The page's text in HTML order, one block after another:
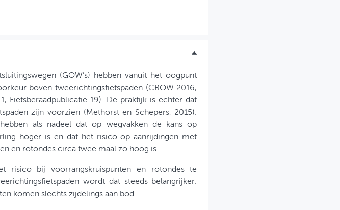
(GOW’s) hebben vanuit het oogpunt
boven tweerichtingsfietspaden (CROW 2016,
Fietsberaadpublicatie 19). De praktijk is echter dat
zijn voorzien (Methorst en Schepers, 2015).
hebben als nadeel dat op wegvakken de kans op
hoger is en dat het risico op aanrijdingen met
en rotondes circa twee maal zo hoog is.
risico bij voorrangskruispunten en rotondes te
wordt dat steeds belangrijker.
komen slechts zijdelings aan bod.